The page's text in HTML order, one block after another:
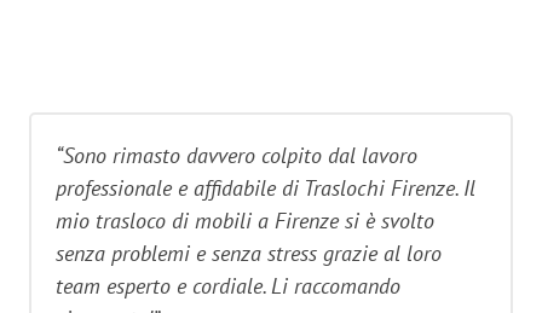
“Sono rimasto davvero colpito dal lavoro
professionale e affidabile di Traslochi Firenze. Il
mio trasloco di mobili a Firenze si è svolto
senza problemi e senza stress grazie al loro
team esperto e cordiale. Li raccomando